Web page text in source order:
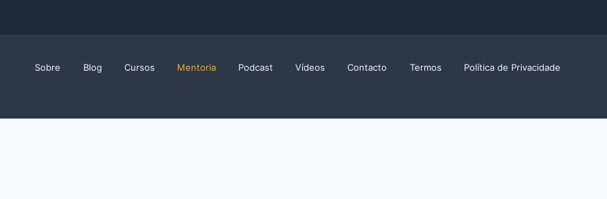
Sobre Blog Cursos Mentoria Podcast Vídeos Contacto Termos Política de Privacidade